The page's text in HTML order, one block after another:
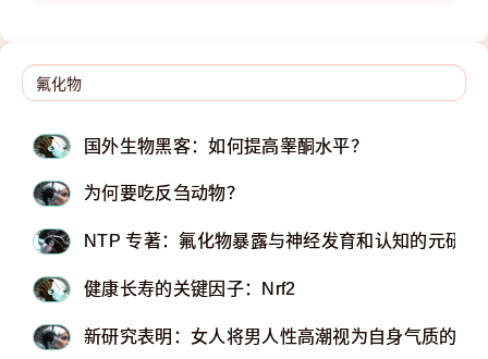
国外生物黑客：如何提高睾酮水平？
为何要吃反刍动物？
NTP 专著：氟化物暴露与神经发育和认知的元研究
健康长寿的关键因子：Nrf2
新研究表明：女人将男人性高潮视为自身气质的体